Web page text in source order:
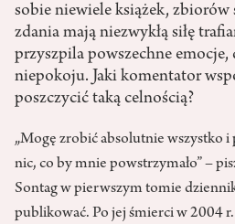
sobie niewiele książek, zbiorów
zdania mają niezwykłą siłę
przyszpila powszechne emocje,
niepokoju. Jaki komentator
poszczycić taką celnością?
„Mogę zrobić absolutnie wszystko i
nic, co by mnie powstrzymało” –
Sontag w pierwszym tomie
publikować. Po jej śmierci w 2004